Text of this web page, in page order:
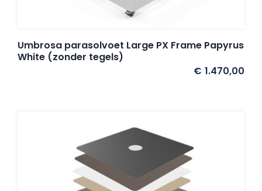
Umbrosa parasolvoet Large PX Frame Papyrus
White (zonder tegels)
€ 1.470,00